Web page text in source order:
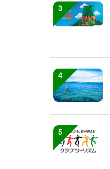
3
4
5